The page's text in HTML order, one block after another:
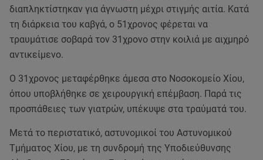
διαπληκτίστηκαν για άγνωστη μέχρι στιγμής αιτία. Κατά
τη διάρκεια του καβγά, ο 51χρονος φέρεται να
τραυμάτισε σοβαρά τον 31χρονο στην κοιλιά με αιχμηρό
αντικείμενο.
Ο 31χρονος μεταφέρθηκε άμεσα στο Νοσοκομείο Χίου,
όπου υποβλήθηκε σε χειρουργική επέμβαση. Παρά τις
προσπάθειες των γιατρών, υπέκυψε στα τραύματά του.
Μετά το περιστατικό, αστυνομικοί του Αστυνομικού
Τμήματος Χίου, με τη συνδρομή της Υποδιεύθυνσης